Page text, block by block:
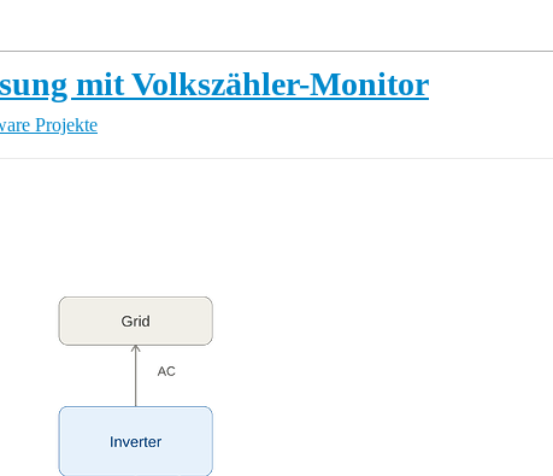
mit Volkszähler-Monitor
Projekte